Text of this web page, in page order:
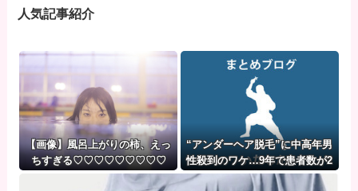
人気記事紹介
【画像】風呂上がりの柿、えっ
ちすぎる♡♡♡♡♡♡♡♡♡
“アンダーヘア脱毛”に中高年男
性殺到のワケ…9年で患者数が2
00倍以上